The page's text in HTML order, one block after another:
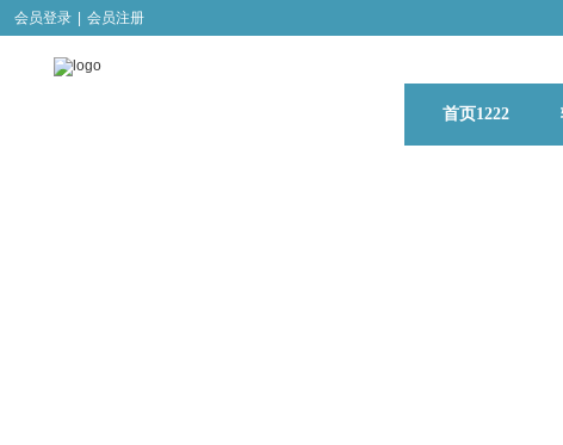
首页1222
会员登录 会员注册